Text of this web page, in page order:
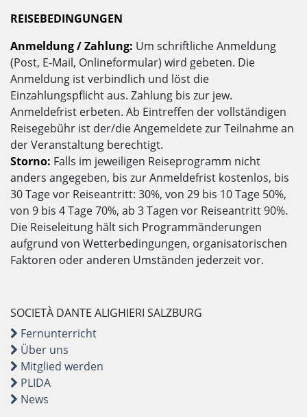
SOCIETÀ DANTE ALIGHIERI SALZBURG
Fernunterricht
Über uns
Mitglied werden
PLIDA
News
REISEBEDINGUNGEN
Anmeldung / Zahlung: Um schriftliche Anmeldung
(Post, E-Mail, Onlineformular) wird gebeten. Die
Anmeldung ist verbindlich und löst die
Einzahlungspflicht aus. Zahlung bis zur jew.
Anmeldefrist erbeten. Ab Eintreffen der vollständigen
Reisegebühr ist der/die Angemeldete zur Teilnahme an
der Veranstaltung berechtigt.
Storno: Falls im jeweiligen Reiseprogramm nicht
anders angegeben, bis zur Anmeldefrist kostenlos, bis
30 Tage vor Reiseantritt: 30%, von 29 bis 10 Tage 50%,
von 9 bis 4 Tage 70%, ab 3 Tagen vor Reiseantritt 90%.
Die Reiseleitung hält sich Programmänderungen
aufgrund von Wetterbedingungen, organisatorischen
Faktoren oder anderen Umständen jederzeit vor.